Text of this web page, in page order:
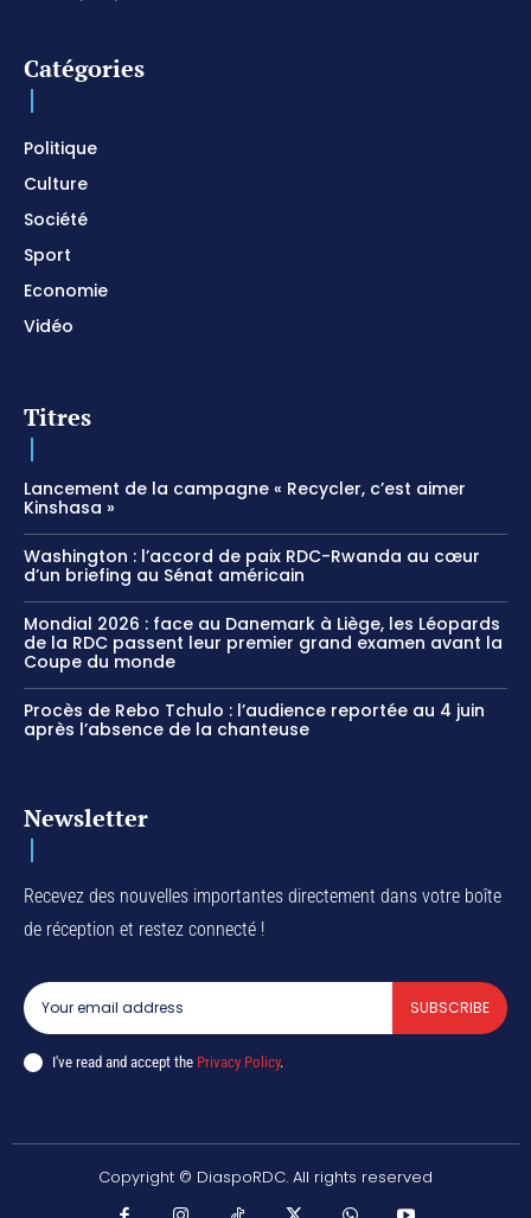
Catégories
Politique
Culture
Société
Sport
Economie
Vidéo
Titres
Lancement de la campagne « Recycler, c’est aimer
Kinshasa »
Washington : l’accord de paix RDC-Rwanda au cœur
d’un briefing au Sénat américain
Mondial 2026 : face au Danemark à Liège, les Léopards
de la RDC passent leur premier grand examen avant la
Coupe du monde
Procès de Rebo Tchulo : l’audience reportée au 4 juin
après l’absence de la chanteuse
Newsletter
Recevez des nouvelles importantes directement dans votre boîte
de réception et restez connecté !
SUBSCRIBE
I've read and accept the Privacy Policy.
Copyright © DiaspoRDC. All rights reserved